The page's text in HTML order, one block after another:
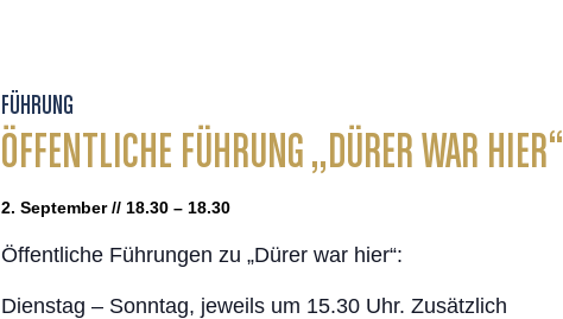
FÜHRUNG
ÖFFENTLICHE FÜHRUNG „DÜRER WAR HIER“
2. September // 18.30 – 18.30
Öffentliche Führungen zu „Dürer war hier“:
Dienstag – Sonntag, jeweils um 15.30 Uhr. Zusätzlich